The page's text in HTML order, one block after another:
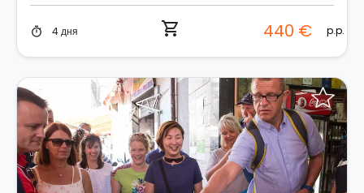
timer 4 дня shopping_cart 440 € p.p.